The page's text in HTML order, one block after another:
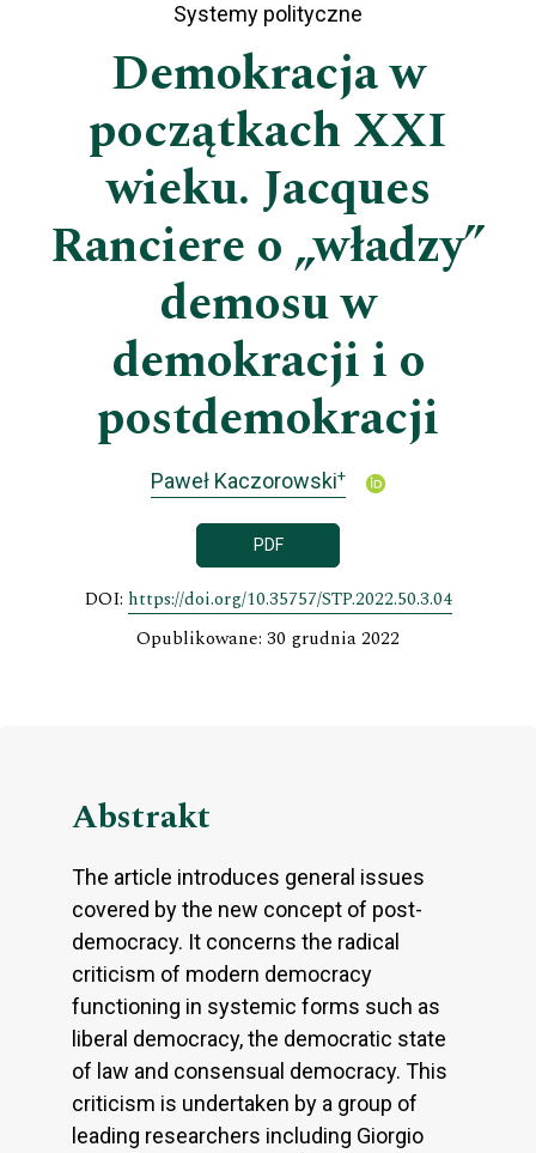
Systemy polityczne
Demokracja w
początkach XXI
wieku. Jacques
Ranciere o „władzy”
demosu w
demokracji i o
postdemokracji
Paweł Kaczorowski+
PDF
DOI: https://doi.org/10.35757/STP.2022.50.3.04
Opublikowane: 30 grudnia 2022
Abstrakt
The article introduces general issues
covered by the new concept of post-
democracy. It concerns the radical
criticism of modern democracy
functioning in systemic forms such as
liberal democracy, the democratic state
of law and consensual democracy. This
criticism is undertaken by a group of
leading researchers including Giorgio